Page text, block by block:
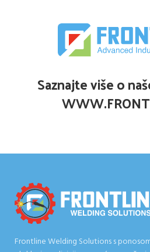
Saznajte više o
Frontline Welding Solutions s